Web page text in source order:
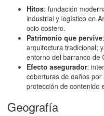
Hitos: fundación
industrial y logístico en
ocio costero.
Patrimonio que pervive
arquitectura tradicional;
entorno del barranco de
Efecto asegurador:
coberturas de daños
protección de contenido
Geografía